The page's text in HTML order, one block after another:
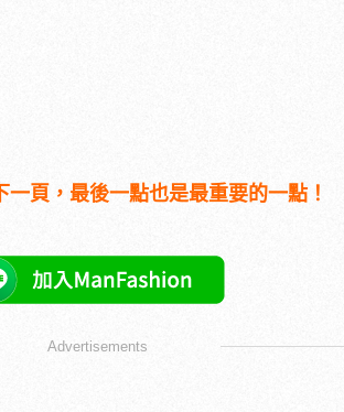
下一頁，最後一點也是最重要的一點！
Advertisements